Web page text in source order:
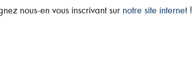
nous-en vous inscrivant sur notre site internet!